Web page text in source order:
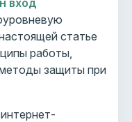
вход
статье
работы,
защиты при